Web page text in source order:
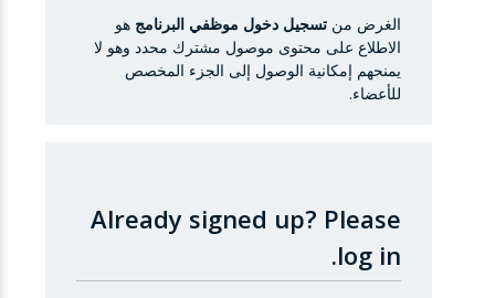
الغرض من تسجيل دخول موظفي البرنامج هو
الاطلاع على محتوى موصول مشترك محدد وهو لا
يمنحهم إمكانية الوصول إلى الجزء المخصص
للأعضاء.
Already signed up? Please
log in.